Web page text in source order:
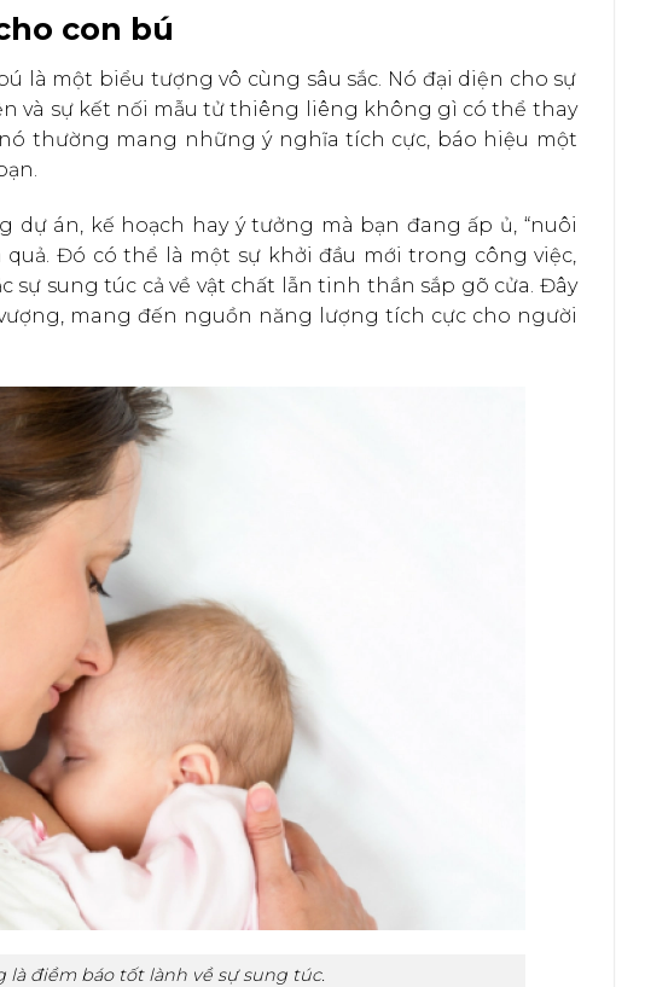
con bú
là một biểu tượng vô cùng sâu sắc. Nó đại diện cho sự
và sự kết nối mẫu tử thiêng liêng không gì có thể thay
thường mang những ý nghĩa tích cực, báo hiệu một
dự án, kế hoạch hay ý tưởng mà bạn đang ấp ủ, “nuôi
Đó có thể là một sự khởi đầu mới trong công việc,
sung túc cả về vật chất lẫn tinh thần sắp gõ cửa. Đây
mang đến nguồn năng lượng tích cực cho người
là điềm báo tốt lành về sự sung túc.